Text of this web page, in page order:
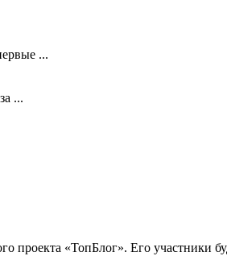
...
...
«ТопБлог». Его участники